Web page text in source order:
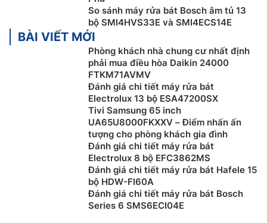
Giàn VarioFlex
Giàn VarioFlex được thiết kế trên
máy rửa bát Bosch
SMI4ECS14E với khả năng điều chỉnh các giá
So sánh máy rửa bát Bosch âm tủ 13
bộ SMI4HVS33E và SMI4ECS14E
BÀI VIẾT MỚI
Phòng khách nhà chung cư nhất định
phải mua điều hòa Daikin 24000
FTKM71AVMV
Đánh giá chi tiết máy rửa bát
Electrolux 13 bộ ESA47200SX
Tivi Samsung 65 inch
UA65U8000FKXXV – Điểm nhấn ấn
tượng cho phòng khách gia đình
Đánh giá chi tiết máy rửa bát
Electrolux 8 bộ EFC3862MS
Đánh giá chi tiết máy rửa bát Hafele 15
bộ HDW-FI60A
Đánh giá chi tiết máy rửa bát Bosch
Series 6 SMS6ECI04E